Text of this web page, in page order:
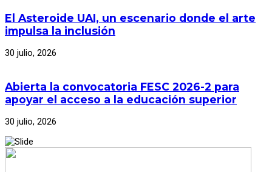
El Asteroide UAI, un escenario donde el arte
impulsa la inclusión
30 julio, 2026
Abierta la convocatoria FESC 2026-2 para
apoyar el acceso a la educación superior
30 julio, 2026